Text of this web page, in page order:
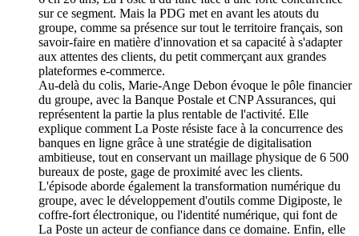
sur ce segment. Mais la PDG met en avant les atouts du
groupe, comme sa présence sur tout le territoire français, son
savoir-faire en matière d'innovation et sa capacité à s'adapter
aux attentes des clients, du petit commerçant aux grandes
plateformes e-commerce.
Au-delà du colis, Marie-Ange Debon évoque le pôle financier
du groupe, avec la Banque Postale et CNP Assurances, qui
représentent la partie la plus rentable de l'activité. Elle
explique comment La Poste résiste face à la concurrence des
banques en ligne grâce à une stratégie de digitalisation
ambitieuse, tout en conservant un maillage physique de 6 500
bureaux de poste, gage de proximité avec les clients.
L'épisode aborde également la transformation numérique du
groupe, avec le développement d'outils comme Digiposte, le
coffre-fort électronique, ou l'identité numérique, qui font de
La Poste un acteur de confiance dans ce domaine. Enfin, elle